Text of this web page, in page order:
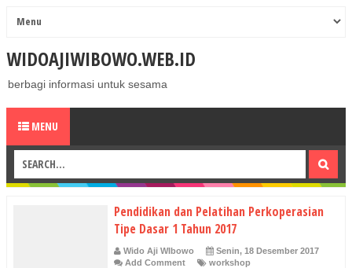
WIDOAJIWIBOWO.WEB.ID
berbagi informasi untuk sesama
MENU
Pendidikan dan Pelatihan Perkoperasian
Tipe Dasar 1 Tahun 2017
Wido Aji WIbowo
Senin, 18 Desember 2017
Add Comment
workshop